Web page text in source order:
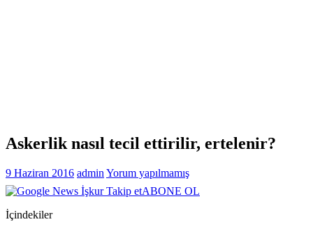
Askerlik nasıl tecil ettirilir, ertelenir?
9 Haziran 2016 admin Yorum yapılmamış
ABONE OL
İçindekiler